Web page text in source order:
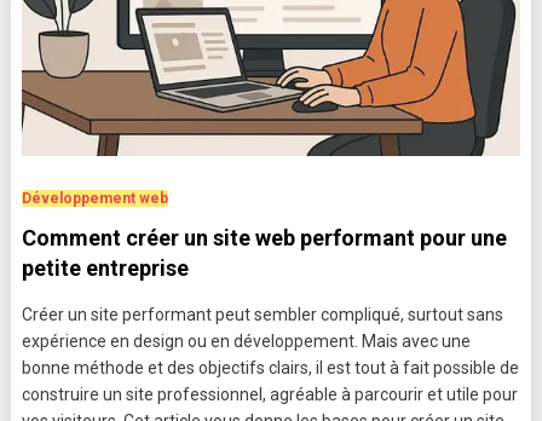
Développement web
Comment créer un site web performant pour une
petite entreprise
Créer un site performant peut sembler compliqué, surtout sans
expérience en design ou en développement. Mais avec une
bonne méthode et des objectifs clairs, il est tout à fait possible de
construire un site professionnel, agréable à parcourir et utile pour